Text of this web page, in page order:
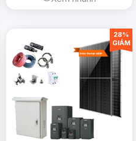
28%
GIẢM